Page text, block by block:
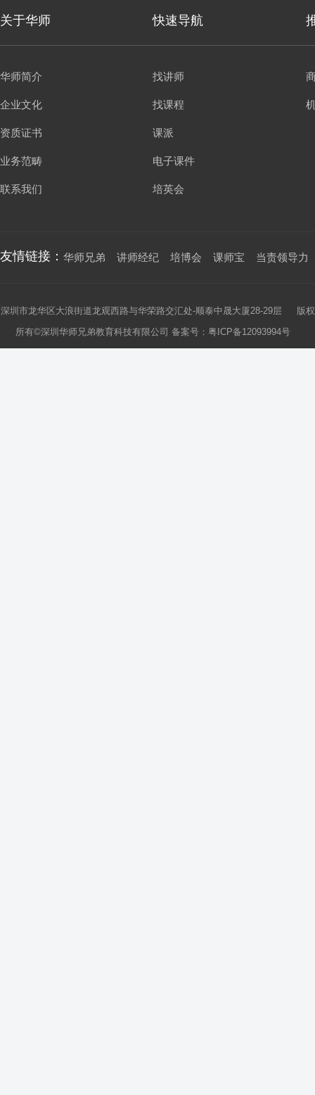
关于华师 快速导航
华师简介
企业文化
资质证书
业务范畴
联系我们
找讲师
找课程
课派
电子课件
培英会
友情链接： 华师兄弟 讲师经纪 培博会 课师宝 当责领导力
深圳市龙华区大浪街道龙观西路与华荣路交汇处-顺泰中晟大厦28-29层 版权
所有©深圳华师兄弟教育科技有限公司 备案号： 粤ICP备12093994号